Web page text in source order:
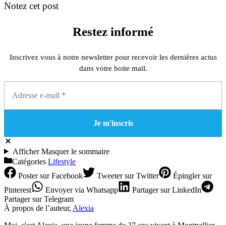
Notez cet post
Restez informé
Inscrivez vous à notre newsletter pour recevoir les dernières actus
dans votre boite mail.
AfficherMasquerle sommaire
Catégories Lifestyle
Postersur Facebook Tweetersur Twitter Épinglersur
Pinterest
Envoyervia Whatsapp Partagersur LinkedIn
Partagersur Telegram
À propos de l’auteur, Alexia